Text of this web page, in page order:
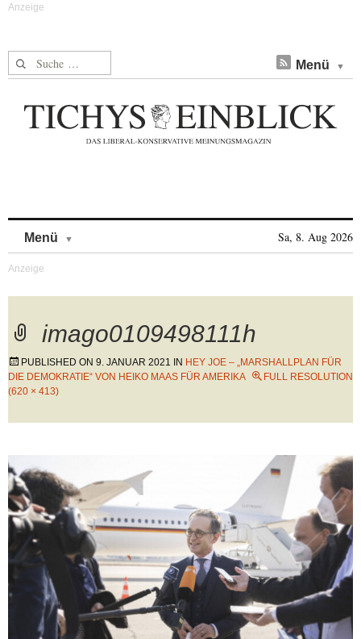
Suche nach: Menü
Menü Sa, 8. Aug 2026
imago0109498111h
PUBLISHED ON 9. JANUAR 2021 IN HEY JOE – „MARSHALLPLAN FÜR
DIE DEMOKRATIE“ VON HEIKO MAAS FÜR AMERIKA
FULL RESOLUTION
(620 × 413)